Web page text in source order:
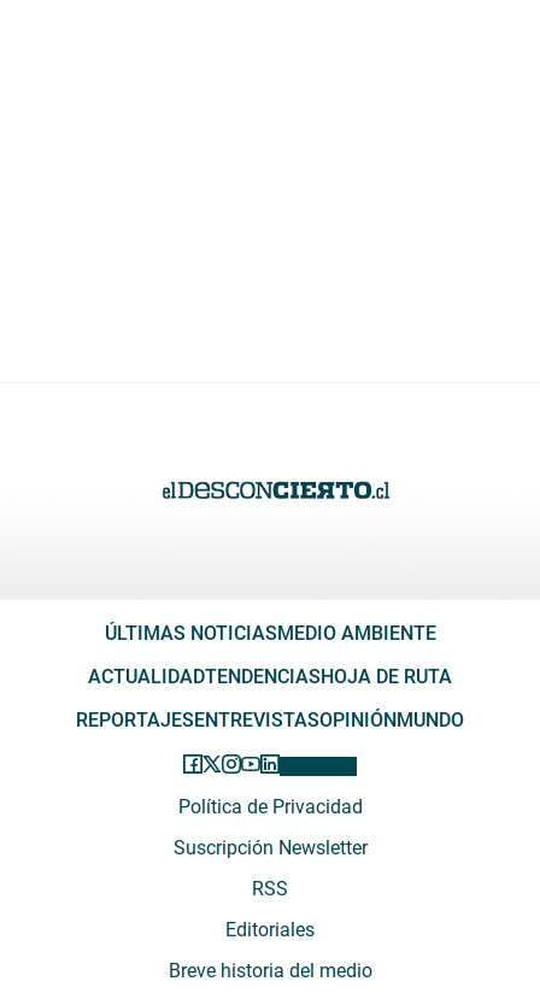
ÚLTIMAS NOTICIAS MEDIO AMBIENTE
ACTUALIDADTENDENCIAS HOJA DE RUTA
REPORTAJES ENTREVISTASOPINIÓN MUNDO
Política de Privacidad
Suscripción Newsletter
RSS
Editoriales
Breve historia del medio